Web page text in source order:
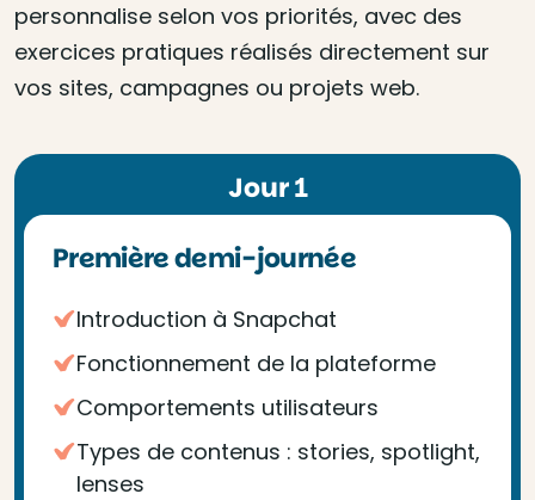
personnalise selon vos priorités, avec des
exercices pratiques réalisés directement sur
vos sites, campagnes ou projets web.
Jour 1
Première demi-journée
Introduction à Snapchat
Fonctionnement de la plateforme
Comportements utilisateurs
Types de contenus : stories, spotlight,
lenses